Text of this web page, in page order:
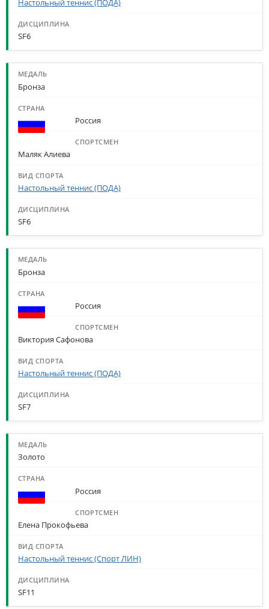
Настольный теннис (ПОДА)
SF6
Бронза
Россия
Маляк Алиева
Настольный теннис (ПОДА)
SF6
Бронза
Россия
Виктория Сафонова
Настольный теннис (ПОДА)
SF7
Золото
Россия
Елена Прокофьева
Настольный теннис (Спорт ЛИН)
SF11